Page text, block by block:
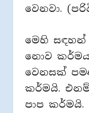
වෙනවා.
මෙහි සඳහන්
නොව
වෙනසක්
කර්මයි.
පාප